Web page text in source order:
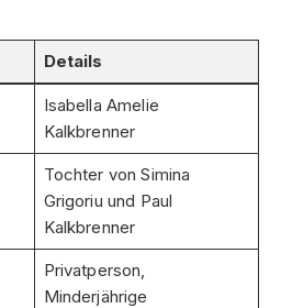
Details
Isabella Amelie
Kalkbrenner
Tochter von Simina
Grigoriu und Paul
Kalkbrenner
Privatperson,
Minderjährige